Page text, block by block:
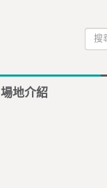
尋
場地介紹